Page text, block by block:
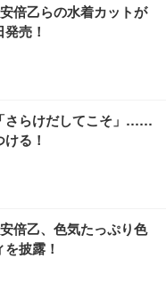
ェア (ホワイト)
デスクチェア 肘なし メ
ート付き 腰サポート ガ
キャスター付き コンパク
FHD】GRAPHT THE S
24” Essential ゲーミン
1ms FHD 量子ドット 残
ーツ 超厚型 お徳用 レギ
限定】
倍乙らの水着カットが
売！
さらけだしてこそ」……
る！
倍乙、色気たっぷり色
披露！